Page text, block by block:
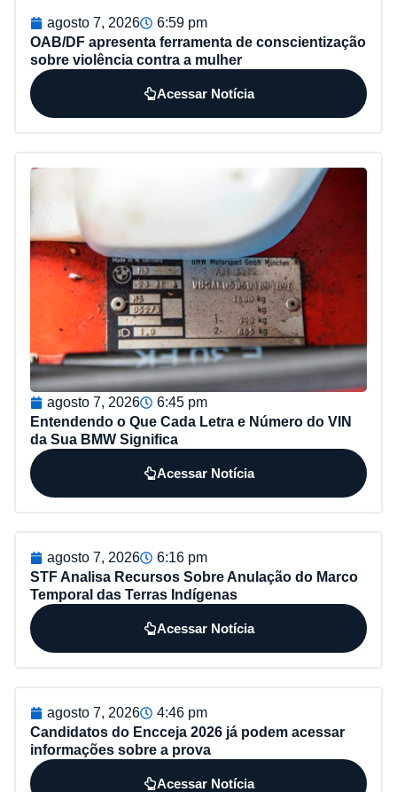
agosto 7, 2026
6:59 pm
OAB/DF apresenta ferramenta de conscientização
sobre violência contra a mulher
Acessar Notícia
agosto 7, 2026
6:45 pm
Entendendo o Que Cada Letra e Número do VIN
da Sua BMW Significa
Acessar Notícia
agosto 7, 2026
6:16 pm
STF Analisa Recursos Sobre Anulação do Marco
Temporal das Terras Indígenas
Acessar Notícia
agosto 7, 2026
4:46 pm
Candidatos do Encceja 2026 já podem acessar
informações sobre a prova
Acessar Notícia